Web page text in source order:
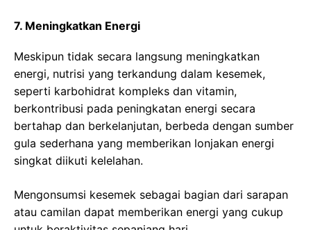
7. Meningkatkan Energi
Meskipun tidak secara langsung meningkatkan
energi, nutrisi yang terkandung dalam kesemek,
seperti karbohidrat kompleks dan vitamin,
berkontribusi pada peningkatan energi secara
bertahap dan berkelanjutan, berbeda dengan sumber
gula sederhana yang memberikan lonjakan energi
singkat diikuti kelelahan.
Mengonsumsi kesemek sebagai bagian dari sarapan
atau camilan dapat memberikan energi yang cukup